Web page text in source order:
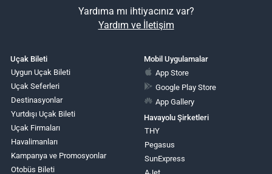
Yardıma mı ihtiyacınız var?
Yardım ve İletişim
Uçak Bileti
Uygun Uçak Bileti
Uçak Seferleri
Destinasyonlar
Yurtdışı Uçak Bileti
Uçak Firmaları
Havalimanları
Kampanya ve Promosyonlar
Otobüs Bileti
Mobil Uygulamalar
App Store
Google Play Store
App Gallery
Havayolu Şirketleri
THY
Pegasus
SunExpress